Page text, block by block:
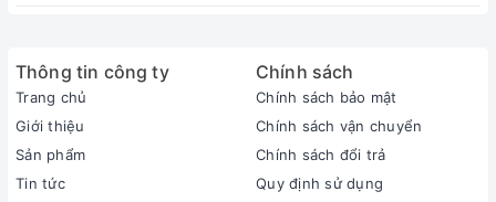
Thông tin công ty
Trang chủ
Giới thiệu
Sản phẩm
Tin tức
Chính sách
Chính sách bảo mật
Chính sách vận chuyển
Chính sách đổi trả
Quy định sử dụng